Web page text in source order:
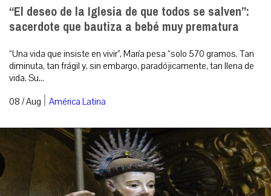
“El deseo de la Iglesia de que todos se salven”:
sacerdote que bautiza a bebé muy prematura
“Una vida que insiste en vivir”, María pesa “solo 570 gramos. Tan
diminuta, tan frágil y, sin embargo, paradójicamente, tan llena de
vida. Su...
08 / Aug | América Latina